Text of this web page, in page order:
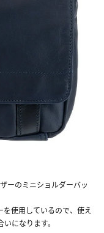
ーのミニショルダーバッ
使用しているので、使え
になります。